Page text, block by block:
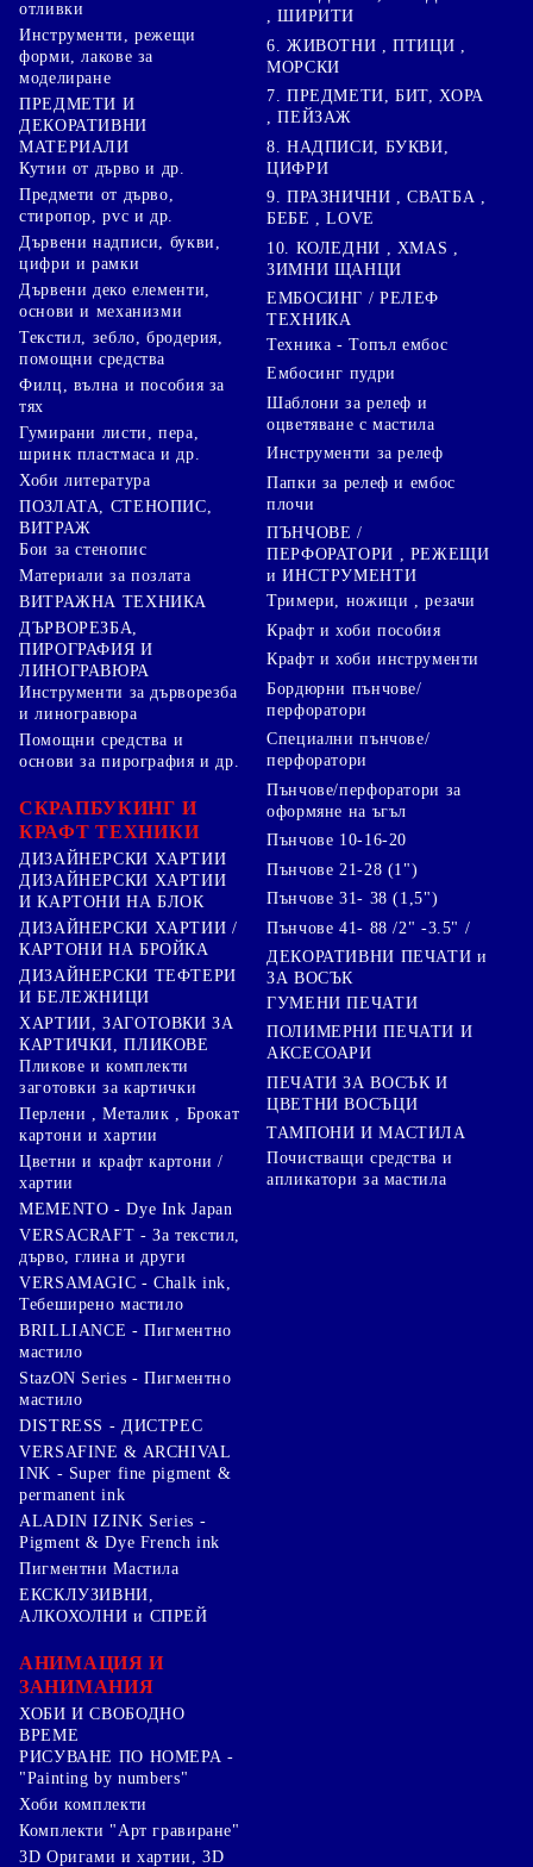
отливки
Инструменти, режещи
форми, лакове за
моделиране
ПРЕДМЕТИ И
ДЕКОРАТИВНИ
МАТЕРИАЛИ
Кутии от дърво и др.
Предмети от дърво,
стиропор, pvc и др.
Дървени надписи, букви,
цифри и рамки
Дървени деко елементи,
основи и механизми
Текстил, зебло, бродерия,
помощни средства
Филц, вълна и пособия за
тях
Гумирани листи, пера,
шринк пластмаса и др.
Хоби литература
ПОЗЛАТА, СТЕНОПИС,
ВИТРАЖ
Бои за стенопис
Материали за позлата
ВИТРАЖНА ТЕХНИКА
ДЪРВОРЕЗБА,
ПИРОГРАФИЯ И
ЛИНОГРАВЮРА
Инструменти за дърворезба
и линогравюра
Помощни средства и
основи за пирография и др.
СКРАПБУКИНГ И
КРАФТ ТЕХНИКИ
ДИЗАЙНЕРСКИ ХАРТИИ
ДИЗАЙНЕРСКИ ХАРТИИ
И КАРТОНИ НА БЛОК
ДИЗАЙНЕРСКИ ХАРТИИ /
КАРТОНИ НА БРОЙКА
ДИЗАЙНЕРСКИ ТЕФТЕРИ
И БЕЛЕЖНИЦИ
ХАРТИИ, ЗАГОТОВКИ ЗА
КАРТИЧКИ, ПЛИКОВЕ
Пликове и комплекти
заготовки за картички
Перлени , Металик , Брокат
картони и хартии
Цветни и крафт картони /
хартии
, ШИРИТИ
6. ЖИВОТНИ , ПТИЦИ ,
МОРСКИ
7. ПРЕДМЕТИ, БИТ, ХОРА
, ПЕЙЗАЖ
8. НАДПИСИ, БУКВИ,
ЦИФРИ
9. ПРАЗНИЧНИ , СВАТБА ,
БЕБЕ , LOVE
10. КОЛЕДНИ , XMAS ,
ЗИМНИ ЩАНЦИ
ЕМБОСИНГ / РЕЛЕФ
ТЕХНИКА
Техника - Топъл ембос
Ембосинг пудри
Шаблони за релеф и
оцветяване с мастила
Инструменти за релеф
Папки за релеф и ембос
плочи
ПЪНЧОВЕ /
ПЕРФОРАТОРИ , РЕЖЕЩИ
и ИНСТРУМЕНТИ
Тримери, ножици , резачи
Крафт и хоби пособия
Крафт и хоби инструменти
Бордюрни пънчове/
перфоратори
Специални пънчове/
перфоратори
Пънчове/перфоратори за
оформяне на ъгъл
Пънчове 10-16-20
Пънчове 21-28 (1")
Пънчове 31- 38 (1,5")
Пънчове 41- 88 /2" -3.5" /
ДЕКОРАТИВНИ ПЕЧАТИ и
ЗА ВОСЪК
ГУМЕНИ ПЕЧАТИ
ПОЛИМЕРНИ ПЕЧАТИ И
АКСЕСОАРИ
ПЕЧАТИ ЗА ВОСЪК И
ЦВЕТНИ ВОСЪЦИ
ТАМПОНИ И МАСТИЛА
Почистващи средства и
апликатори за мастила
MEMENTO - Dye Ink Japan
VERSACRAFT - За текстил,
дърво, глина и други
VERSAMAGIC - Chalk ink,
Тебеширено мастило
BRILLIANCE - Пигментно
мастило
StazON Series - Пигментно
мастило
DISTRESS - ДИСТРЕС
VERSAFINE & ARCHIVAL
INK - Super fine pigment &
permanent ink
ALADIN IZINK Series -
Pigment & Dye French ink
Пигментни Мастила
ЕКСКЛУЗИВНИ,
АЛКОХОЛНИ и СПРЕЙ
АНИМАЦИЯ И
ЗАНИМАНИЯ
ХОБИ И СВОБОДНО
ВРЕМЕ
РИСУВАНЕ ПО НОМЕРА -
"Painting by numbers"
Хоби комплекти
Комплекти "Арт гравиране"
3D Оригами и хартии, 3D